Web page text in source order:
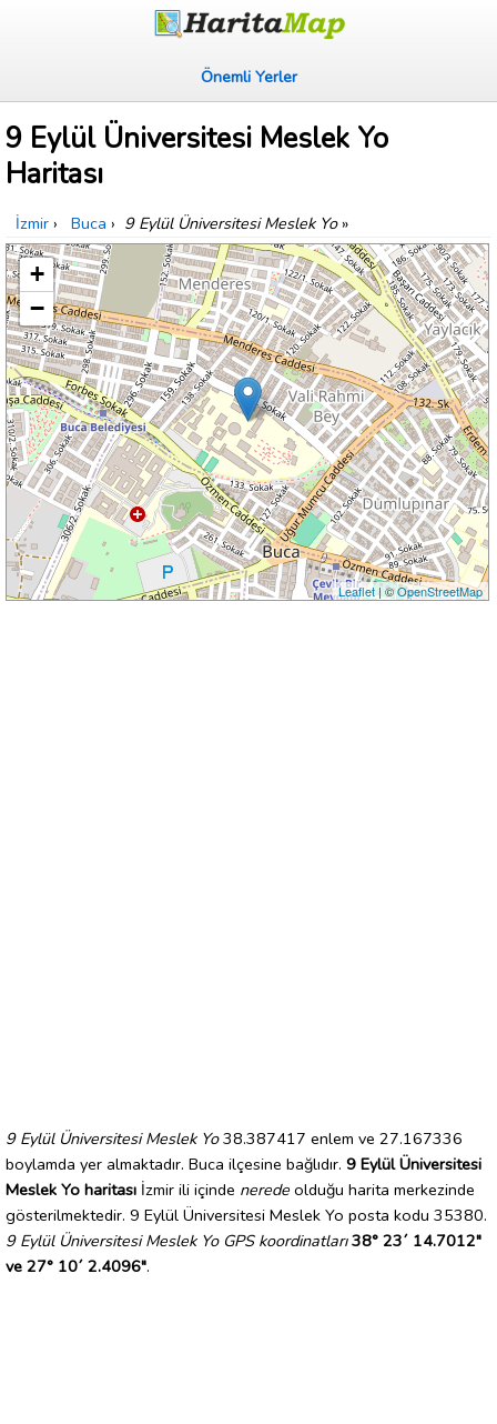
Önemli Yerler
9 Eylül Üniversitesi Meslek Yo
Haritası
İzmir › Buca › 9 Eylül Üniversitesi Meslek Yo»
+
−
Leaflet| ©OpenStreetMap
9 Eylül Üniversitesi Meslek Yo38.387417 enlem ve 27.167336
boylamda yer almaktadır. Buca ilçesine bağlıdır. 9 Eylül Üniversitesi
Meslek Yo haritası İzmir ili içinde nerede olduğu harita merkezinde
gösterilmektedir. 9 Eylül Üniversitesi Meslek Yo posta kodu 35380.
9 Eylül Üniversitesi Meslek Yo GPS koordinatları 38° 23´ 14.7012"
ve 27° 10´ 2.4096".